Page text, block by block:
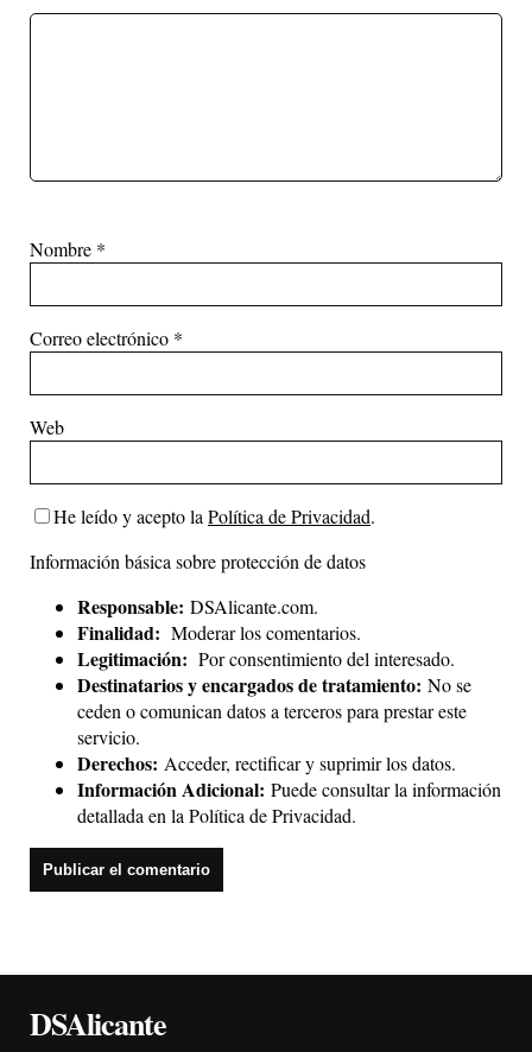
Nombre *
Correo electrónico *
Web
He leído y acepto laPolítica de Privacidad.
Información básica sobre protección de datos
Responsable: DSAlicante.com.
Finalidad: Moderar los comentarios.
Legitimación: Por consentimiento del interesado.
Destinatarios y encargados de tratamiento: No se
ceden o comunican datos a terceros para prestar este
servicio.
Derechos: Acceder, rectificar y suprimir los datos.
Información Adicional: Puede consultar la información
detallada en laPolítica de Privacidad.
DSAlicante